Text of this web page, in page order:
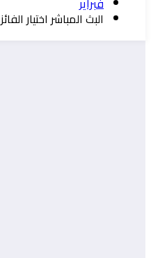
البث المباشر اختيار الفائز